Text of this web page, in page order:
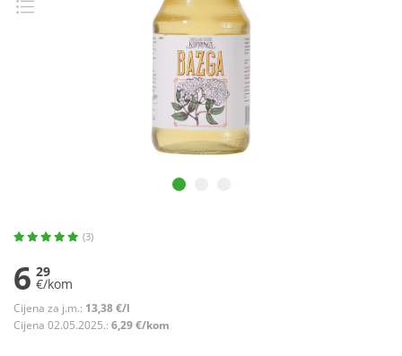
(3)
6 29
€/kom
Cijena za j.m.: 13,38 €/l
Cijena 02.05.2025.: 6,29 €/kom